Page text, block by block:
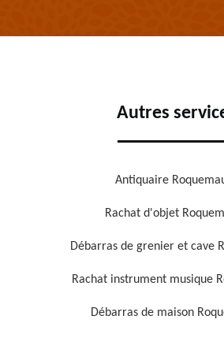
Autres
Antiquaire
Rachat d'objet
Débarras de grenier et cave
Rachat instrument musique
Débarras de maison